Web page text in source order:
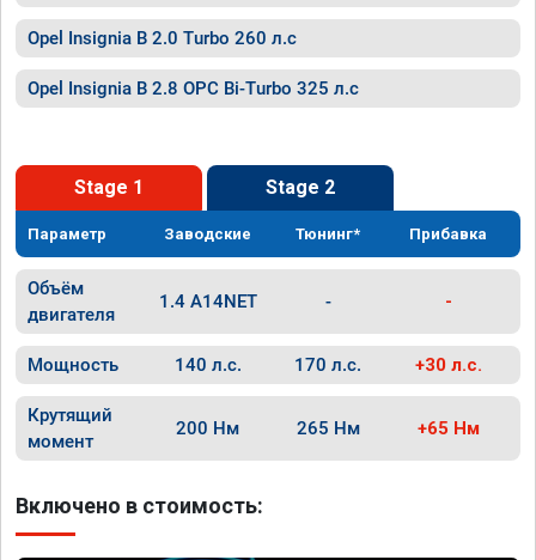
Opel Insignia B 2.0 Turbo 260 л.с
Opel Insignia B 2.8 OPC Bi-Turbo 325 л.с
Stage 1 Stage 2
Параметр Заводские Тюнинг* Прибавка
Объём
двигателя
1.4 A14NET - -
Мощность 140 л.с. 170 л.с. +30 л.с.
Крутящий
момент
200 Нм 265 Нм +65 Нм
Включено в стоимость: